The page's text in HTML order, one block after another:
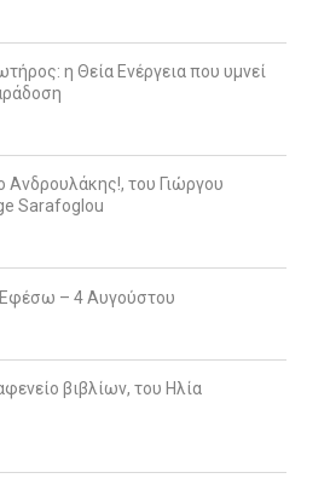
η Θεία Ενέργεια που υμνεί
Ανδρουλάκης!, του Γιώργου
Sarafoglou
Εφέσω – 4 Αυγούστου
βιβλίων, του Ηλία